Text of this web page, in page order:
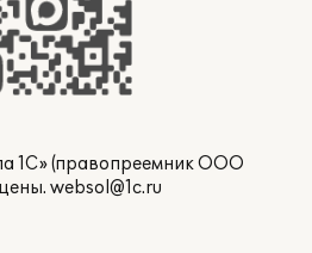
1С» (правопреемник ООО
websol@1c.ru